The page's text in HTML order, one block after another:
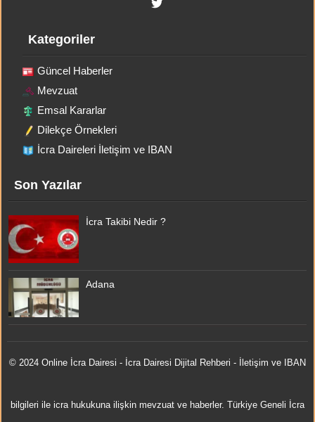
Kategoriler
Güncel Haberler
Mevzuat
Emsal Kararlar
Dilekçe Örnekleri
İcra Daireleri İletişim ve IBAN
Son Yazılar
İcra Takibi Nedir ?
Adana
© 2024 Online İcra Dairesi - İcra Dairesi Dijital Rehberi - İletişim ve IBAN
bilgileri ile icra hukukuna ilişkin mevzuat ve haberler. Türkiye Geneli İcra